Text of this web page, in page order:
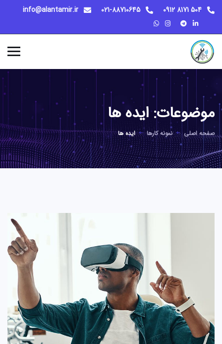
021-88710645
موضوعات:ایده ها
صفحه اصلی نمونه کارها ایده ها